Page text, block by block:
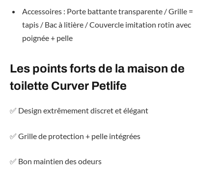
Accessoires : Porte battante transparente / Grille =
tapis / Bac à litière / Couvercle imitation rotin avec
poignée + pelle
Les points forts de la maison de
toilette Curver Petlife
✅ Design extrêmement discret et élégant
✅ Grille de protection + pelle intégrées
✅ Bon maintien des odeurs